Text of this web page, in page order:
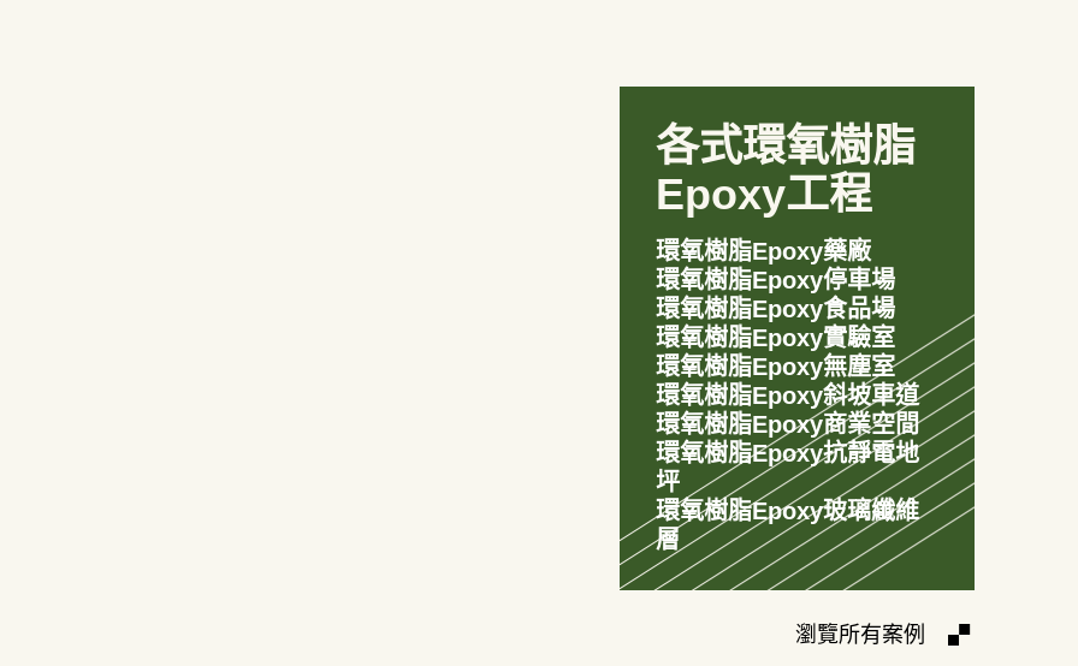
各式環氧樹脂
Epoxy工程
環氧樹脂Epoxy藥廠
環氧樹脂Epoxy停車場
環氧樹脂Epoxy食品場
環氧樹脂Epoxy實驗室
環氧樹脂Epoxy無塵室
環氧樹脂Epoxy斜坡車道
環氧樹脂Epoxy商業空間
環氧樹脂Epoxy抗靜電地
坪
環氧樹脂Epoxy玻璃纖維
層
瀏覽所有案例